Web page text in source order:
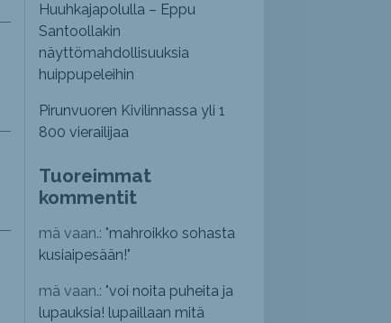
Huuhkajapolulla – Eppu
Santoollakin
näyttömahdollisuuksia
huippupeleihin
Pirunvuoren Kivilinnassa yli 1
800 vierailijaa
Tuoreimmat
kommentit
mä vaan.: "mahroikko sohasta
kusiaipesään!"
mä vaan.: "voi noita puheita ja
lupauksia! lupaillaan mitä